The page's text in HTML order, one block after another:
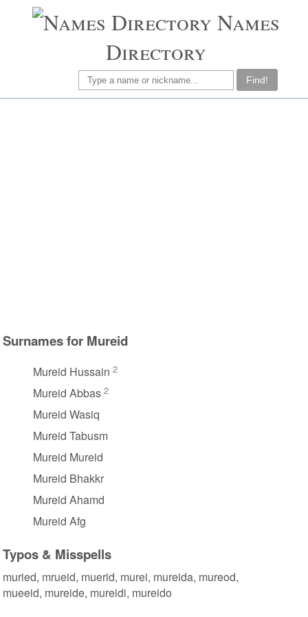
Names
Directory
Find!
Surnames for Mureid
Mureid Hussain 2
Mureid Abbas 2
Mureid Wasiq
Mureid Tabusm
Mureid Mureid
Mureid Bhakkr
Mureid Ahamd
Mureid Afg
Typos & Misspells
muried, mrueid, muerid, murei, mureida, mureod,
mueeid, mureide, mureidi, mureido